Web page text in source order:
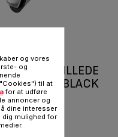
OFTE STILLEDE
ING5 IND BLACK
og vores
og
til at
for at udføre
annoncer og
dine interesser
dig mulighed for